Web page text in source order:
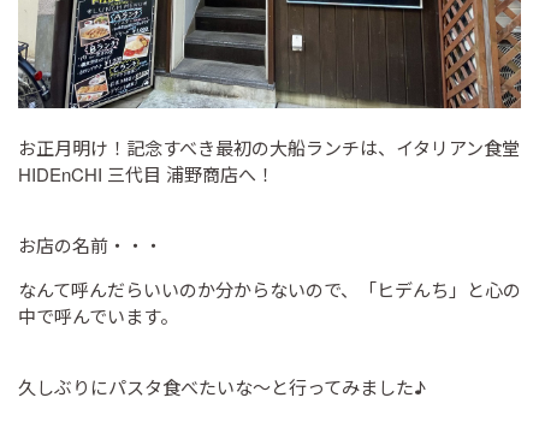
お正月明け！記念すべき最初の大船ランチは、イタリアン食堂
HIDEnCHI 三代目 浦野商店へ！
お店の名前・・・
なんて呼んだらいいのか分からないので、「ヒデんち」と心の
中で呼んでいます。
久しぶりにパスタ食べたいな～と行ってみました♪